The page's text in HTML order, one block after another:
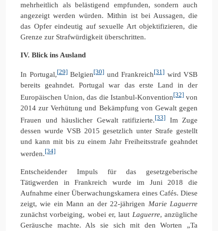
mehrheitlich als belästigend empfunden, sondern auch
angezeigt werden würden. Mithin ist bei Aussagen, die
das Opfer eindeutig auf sexuelle Art objektifizieren, die
Grenze zur Strafwürdigkeit überschritten.
IV. Blick ins Ausland
In Portugal,[29]Belgien[30] und Frankreich[31] wird VSB
bereits geahndet. Portugal war das erste Land in der
Europäischen Union, das die Istanbul-Konvention[32]von
2014 zur Verhütung und Bekämpfung von Gewalt gegen
Frauen und häuslicher Gewalt ratifizierte.[33] Im Zuge
dessen wurde VSB 2015 gesetzlich unter Strafe gestellt
und kann mit bis zu einem Jahr Freiheitsstrafe geahndet
werden.[34]
Entscheidender Impuls für das gesetzgeberische
Tätigwerden in Frankreich wurde im Juni 2018 die
Aufnahme einer Überwachungskamera eines Cafés. Diese
zeigt, wie ein Mann an der 22-jährigen Marie Laguerre
zunächst vorbeiging, wobei er, laut Laguerre, anzügliche
Geräusche machte. Als sie sich mit den Worten „Ta